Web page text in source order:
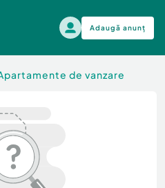
Adaugă anunț
de vanzare